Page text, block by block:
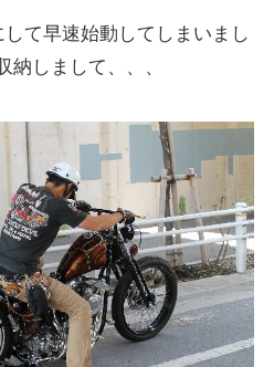
て早速始動してしまいまし
納しまして、、、